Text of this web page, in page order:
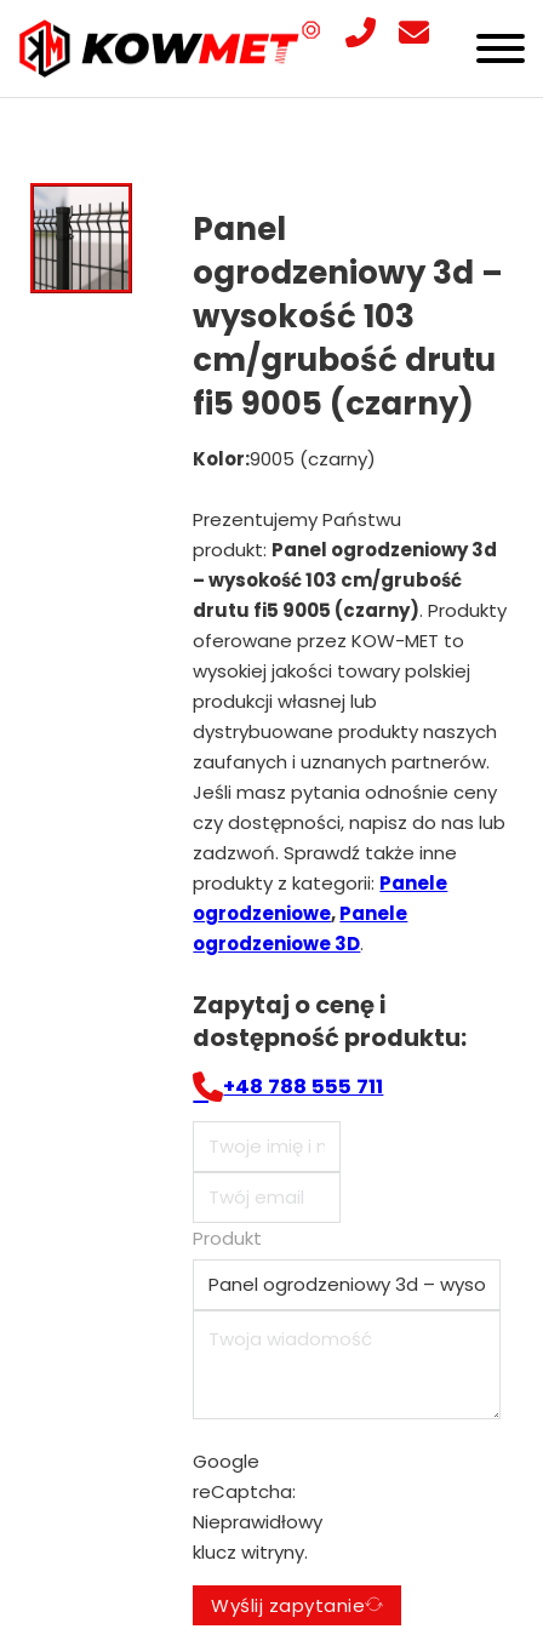
Panel
ogrodzeniowy 3d –
wysokość 103
cm/grubość drutu
fi5 9005 (czarny)
Kolor:9005 (czarny)
Prezentujemy Państwu
produkt: Panel ogrodzeniowy 3d
– wysokość 103 cm/grubość
drutu fi5 9005 (czarny). Produkty
oferowane przez KOW-MET to
wysokiej jakości towary polskiej
produkcji własnej lub
dystrybuowane produkty naszych
zaufanych i uznanych partnerów.
Jeśli masz pytania odnośnie ceny
czy dostępności, napisz do nas lub
zadzwoń. Sprawdź także inne
produkty z kategorii: Panele
ogrodzeniowe,Panele
ogrodzeniowe 3D.
Zapytaj o cenę i
dostępność produktu:
+48 788 555 711
Produkt
Google
reCaptcha:
Nieprawidłowy
klucz witryny.
Wyślij zapytanie